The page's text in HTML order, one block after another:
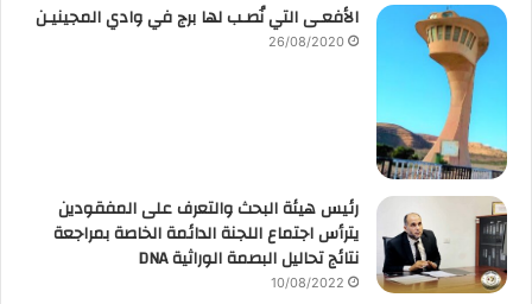
الأفعـى التي نُصـب لها برج في وادي المجينيـن
26/08/2020
رئيس هيئة البحث والتعرف على المفقودين
يترأس اجتماع اللجنة الدائمة الخاصة بمراجعة
نتائج تحاليل البصمة الوراثية DNA
10/08/2022